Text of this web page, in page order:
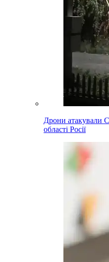
Дрони атакували
області Росії